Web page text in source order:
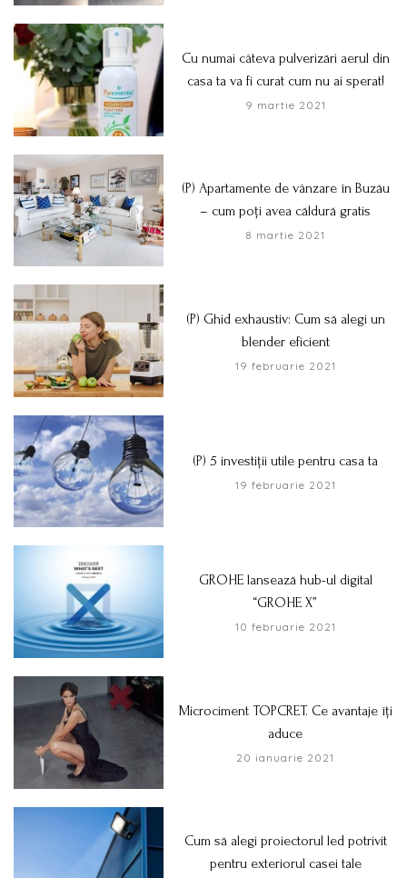
Cu numai câteva pulverizări aerul din
casa ta va fi curat cum nu ai sperat!
9 martie 2021
(P) Apartamente de vânzare în Buzău
– cum poți avea căldură gratis
8 martie 2021
(P) Ghid exhaustiv: Cum să alegi un
blender eficient
19 februarie 2021
(P) 5 investiții utile pentru casa ta
19 februarie 2021
GROHE lansează hub-ul digital
“GROHE X”
10 februarie 2021
Microciment TOPCRET. Ce avantaje îți
aduce
20 ianuarie 2021
Cum să alegi proiectorul led potrivit
pentru exteriorul casei tale